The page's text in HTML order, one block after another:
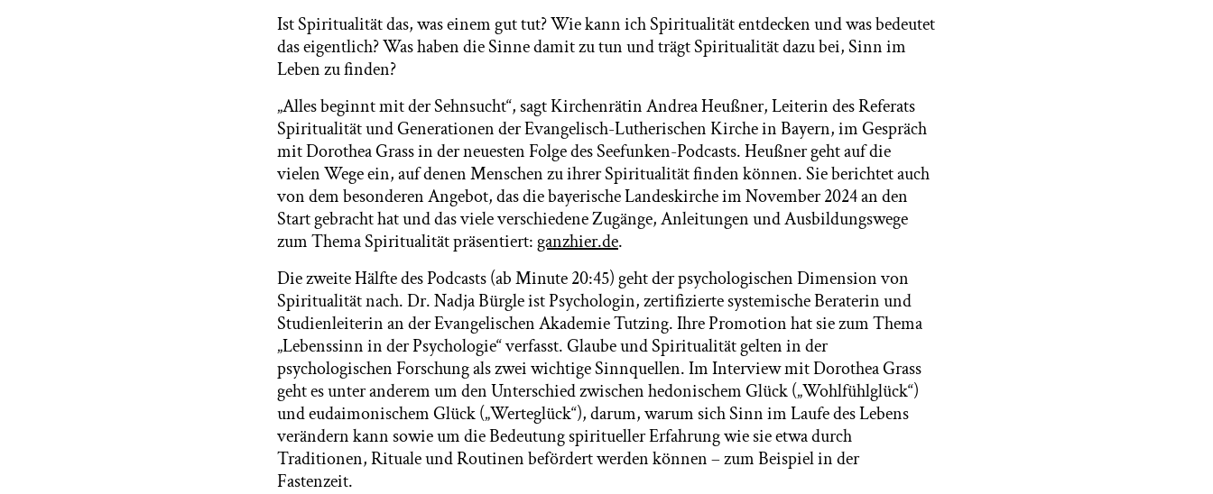
Ist Spiritualität das, was einem gut tut? Wie kann ich Spiritualität entdecken und was bedeutet
das eigentlich? Was haben die Sinne damit zu tun und trägt Spiritualität dazu bei, Sinn im
Leben zu finden?
„Alles beginnt mit der Sehnsucht“, sagt Kirchenrätin Andrea Heußner, Leiterin des Referats
Spiritualität und Generationen der Evangelisch-Lutherischen Kirche in Bayern, im Gespräch
mit Dorothea Grass in der neuesten Folge des Seefunken-Podcasts. Heußner geht auf die
vielen Wege ein, auf denen Menschen zu ihrer Spiritualität finden können. Sie berichtet auch
von dem besonderen Angebot, das die bayerische Landeskirche im November 2024 an den
Start gebracht hat und das viele verschiedene Zugänge, Anleitungen und Ausbildungswege
zum Thema Spiritualität präsentiert: ganzhier.de.
Die zweite Hälfte des Podcasts (ab Minute 20:45) geht der psychologischen Dimension von
Spiritualität nach. Dr. Nadja Bürgle ist Psychologin, zertifizierte systemische Beraterin und
Studienleiterin an der Evangelischen Akademie Tutzing. Ihre Promotion hat sie zum Thema
„Lebenssinn in der Psychologie“ verfasst. Glaube und Spiritualität gelten in der
psychologischen Forschung als zwei wichtige Sinnquellen. Im Interview mit Dorothea Grass
geht es unter anderem um den Unterschied zwischen hedonischem Glück („Wohlfühlglück“)
und eudaimonischem Glück („Werteglück“), darum, warum sich Sinn im Laufe des Lebens
verändern kann sowie um die Bedeutung spiritueller Erfahrung wie sie etwa durch
Traditionen, Rituale und Routinen befördert werden können – zum Beispiel in der
Fastenzeit.